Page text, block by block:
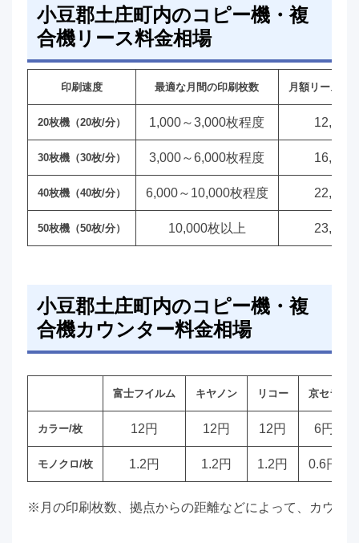
小豆郡土庄町内のコピー機・複
合機リース料金相場
印刷速度 最適な月間の印刷枚数 月額リース料
20枚機（20枚/分） 1,000～3,000枚程度 12,000
30枚機（30枚/分） 3,000～6,000枚程度 16,000
40枚機（40枚/分） 6,000～10,000枚程度 22,000
50枚機（50枚/分） 10,000枚以上 23,000
小豆郡土庄町内のコピー機・複
合機カウンター料金相場
富士フイルム キヤノン リコー 京セラ
カラー/枚 12円 12円 12円 6円
モノクロ/枚 1.2円 1.2円 1.2円 0.6円
※月の印刷枚数、拠点からの距離などによって、カウン